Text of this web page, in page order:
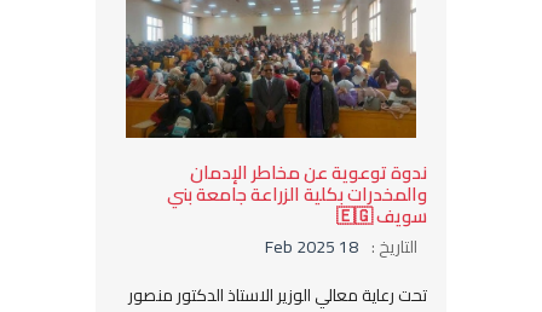
ندوة توعوية عن مخاطر الإدمان
والمخدرات بكلية الزراعة جامعة بني
سويف 🇪🇬
التاريخ : 18 Feb 2025
تحت رعاية معالي الوزير الاستاذ الدكتور منصور